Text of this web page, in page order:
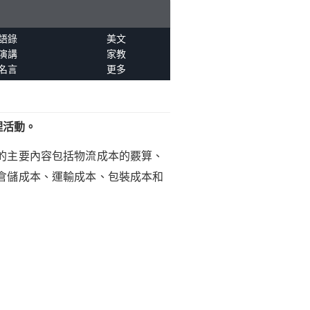
錄
美文
講
家教
言
更多
動。
要內容包括物流成本的覈算、
儲成本、運輸成本、包裝成本和